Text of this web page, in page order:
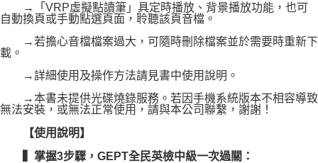
→「VRP虛擬點讀筆」具定時播放、背景播放功能，也可
自動換頁或手動點選頁面，聆聽該頁音檔。
→若擔心音檔檔案過大，可隨時刪除檔案並於需要時重新下
載。
→詳細使用及操作方法請見書中使用說明。
→本書未提供光碟燒錄服務。若因手機系統版本不相容導致
無法安裝，或無法正常使用，請與本公司聯繫，謝謝！
【使用說明】
▍掌握3步驟，GEPT全民英檢中級一次過關：